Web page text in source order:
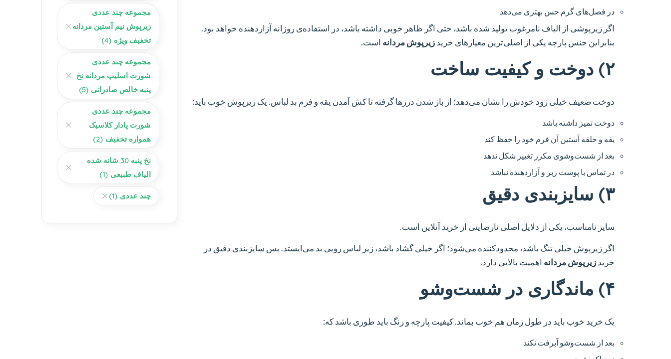
در فصل‌های گرم حس بهتری می‌دهد
اگر زیرپوشی از الیاف نامرغوب تولید شده باشد، حتی اگر ظاهر خوبی داشته باشد، در استفاده‌ی روزانه آزاردهنده خواهد بود.
بنابراین جنس پارچه یکی از اصلی‌ترین معیارهای خریدزیرپوش مردانه است.
۲) دوخت و کیفیت ساخت
دوخت ضعیف خیلی زود خودش را نشان می‌دهد؛ از باز شدن درزها گرفته تا کش آمدن یقه و فرم بد لباس. یک زیرپوش خوب باید:
دوخت تمیز داشته باشد
یقه و حلقه آستین آن فرم خود را حفظ کند
بعد از شست‌وشوی مکرر تغییر شکل ندهد
در تماس با پوست زبر و آزاردهنده نباشد
۳) سایزبندی دقیق
سایز نامناسب، یکی از دلایل اصلی نارضایتی از خرید آنلاین است.
اگر زیرپوش خیلی تنگ باشد، محدودکننده می‌شود؛ اگر خیلی گشاد باشد، زیر لباس رویی بد می‌ایستد. پس سایزبندی دقیق در
خریدزیرپوش مردانه اهمیت بالایی دارد.
۴) ماندگاری در شست‌وشو
یک خرید خوب باید در طول زمان هم خوب بماند. کیفیت پارچه و رنگ باید طوری باشد که:
بعد از شست‌وشو آبرفت نکند
مجموعه چند عددی
زیرپوش نیم آستین مردانه
تخفیف ویژه (4)
مجموعه چند عددی
شورت اسلیپ مردانه نخ
پنبه خالص صادراتی (5)
مجموعه چند عددی
شورت پادار کلاسیک
همواره تخفیف (2)
نخ پنبه 30 شانه شده
الیاف طبیعی (1)
چند عددی (1)